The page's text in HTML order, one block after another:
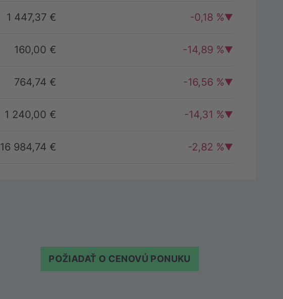
1 447,37 € -0,18 %
160,00 € -14,89 %
764,74 € -16,56 %
1 240,00 € -14,31 %
16 984,74 € -2,82 %
POŽIADAŤ O CENOVÚ PONUKU